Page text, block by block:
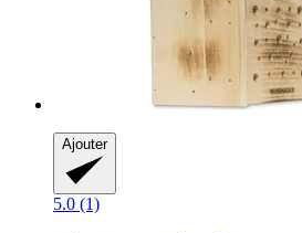
Ajouter
5.0 (1)